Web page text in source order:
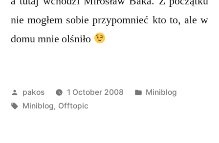
nie mogłem sobie przypomnieć kto to, ale w
domu mnie olśniło
Posted
by
pakos 1 October 2008
Posted
Miniblog
Tags:
Miniblog, Offtopic